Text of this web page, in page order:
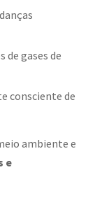
de gases de
consciente de
ambiente e
e